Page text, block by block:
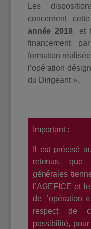
Les
concernent
année 2019, et
financement
formation
l’opération
du Dirigeant ».
Important :
Il est précisé
retenus, que
générales
l’AGEFICE et
de l’opération
respect de
possibilité,